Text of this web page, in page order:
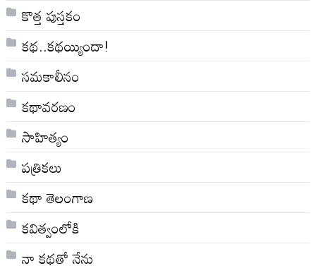
కొత్త పుస్తకం
కథ..కథయ్యిందా!
సమకాలీనం
కథావరణం
సాహిత్యం
పత్రికలు
కథా తెలంగాణ
కవిత్వంలోకి
నా క‌థ‌తో నేను